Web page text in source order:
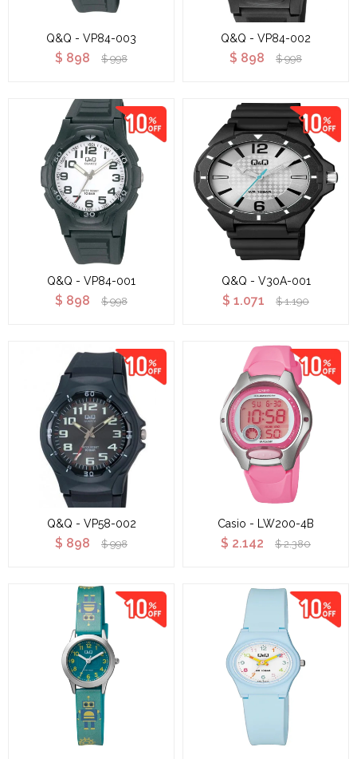
Q&Q - VP84-003
$ 898 $ 998
Q&Q - VP84-002
$ 898 $ 998
Q&Q - VP84-001
$ 898 $ 998
Q&Q - V30A-001
$ 1.071 $ 1.190
Q&Q - VP58-002
$ 898 $ 998
Casio - LW200-4B
$ 2.142 $ 2.380